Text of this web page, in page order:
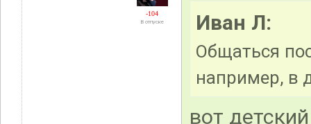
-104
В отпуске Иван Л:
Общаться
например, в
вот